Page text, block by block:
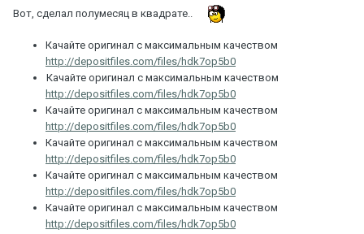
Вот, сделал полумесяц в квадрате..
Качайте оригинал с максимальным качеством
http://depositfiles.com/files/hdk7op5b0
Качайте оригинал с максимальным качеством
http://depositfiles.com/files/hdk7op5b0
Качайте оригинал с максимальным качеством
http://depositfiles.com/files/hdk7op5b0
Качайте оригинал с максимальным качеством
http://depositfiles.com/files/hdk7op5b0
Качайте оригинал с максимальным качеством
http://depositfiles.com/files/hdk7op5b0
Качайте оригинал с максимальным качеством
http://depositfiles.com/files/hdk7op5b0